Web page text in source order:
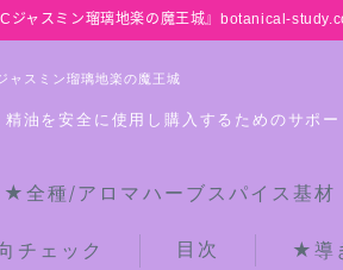
Cジャスミン瑠璃地楽の魔王城』botanical-
ャスミン瑠璃地楽の魔王城
油を安全に使用し購入するためのサポ
★全種/アロマハーブスパイス基
チェック 目次 ★導